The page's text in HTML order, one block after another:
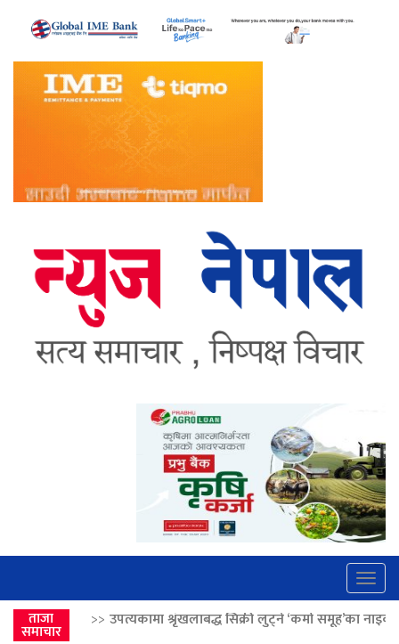
ताजा
समाचार
श्रृंखलाबद्ध सिक्री लुट्ने ‘कर्मा समूह’का नाइकेसहित पाँच पक्राउ >>